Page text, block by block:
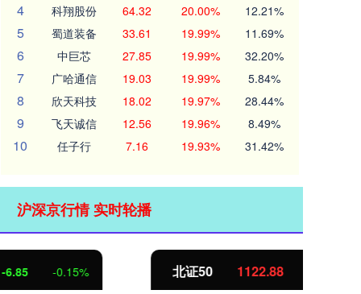
4 科翔股份 64.32 20.00% 12.21%
5 蜀道装备 33.61 19.99% 11.69%
6 中巨芯 27.85 19.99% 32.20%
7 广哈通信 19.03 19.99% 5.84%
8 欣天科技 18.02 19.97% 28.44%
9 飞天诚信 12.56 19.96% 8.49%
10 任子行 7.16 19.93% 31.42%
沪深京行情 实时轮播
北证50 3.42 0.30%